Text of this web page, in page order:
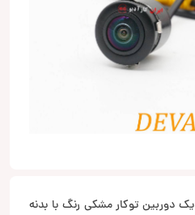
پ 830 AHD از برند Devand یک دوربین توکار مشکی رنگ با بدنه